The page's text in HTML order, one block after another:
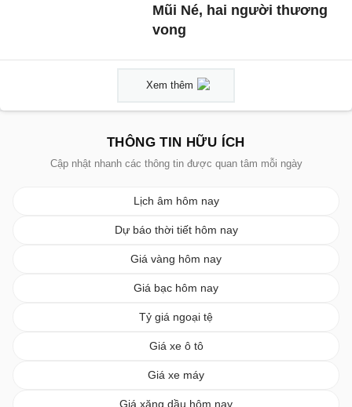
Mũi Né, hai người thương
vong
Xem thêm
THÔNG TIN HỮU ÍCH
Cập nhật nhanh các thông tin được quan tâm mỗi ngày
Lịch âm hôm nay
Dự báo thời tiết hôm nay
Giá vàng hôm nay
Giá bạc hôm nay
Tỷ giá ngoại tệ
Giá xe ô tô
Giá xe máy
Giá xăng dầu hôm nay